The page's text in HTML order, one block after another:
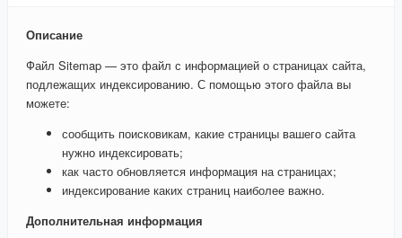
Описание
Файл Sitemap — это файл с информацией о страницах сайта,
подлежащих индексированию. С помощью этого файла вы
можете:
сообщить поисковикам, какие страницы вашего сайта
нужно индексировать;
как часто обновляется информация на страницах;
индексирование каких страниц наиболее важно.
Дополнительная информация